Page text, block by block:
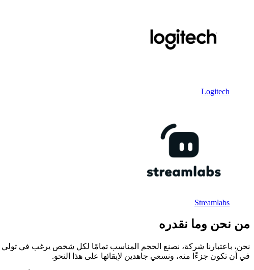
Logitech
Streamlabs
من نحن وما نقدره
نحن، باعتبارنا شركة، نصنع الحجم المناسب تمامًا لكل شخص يرغب في تولي
في أن تكون جزءًا منه، ونسعي جاهدين لإبقائها على هذا النحو.